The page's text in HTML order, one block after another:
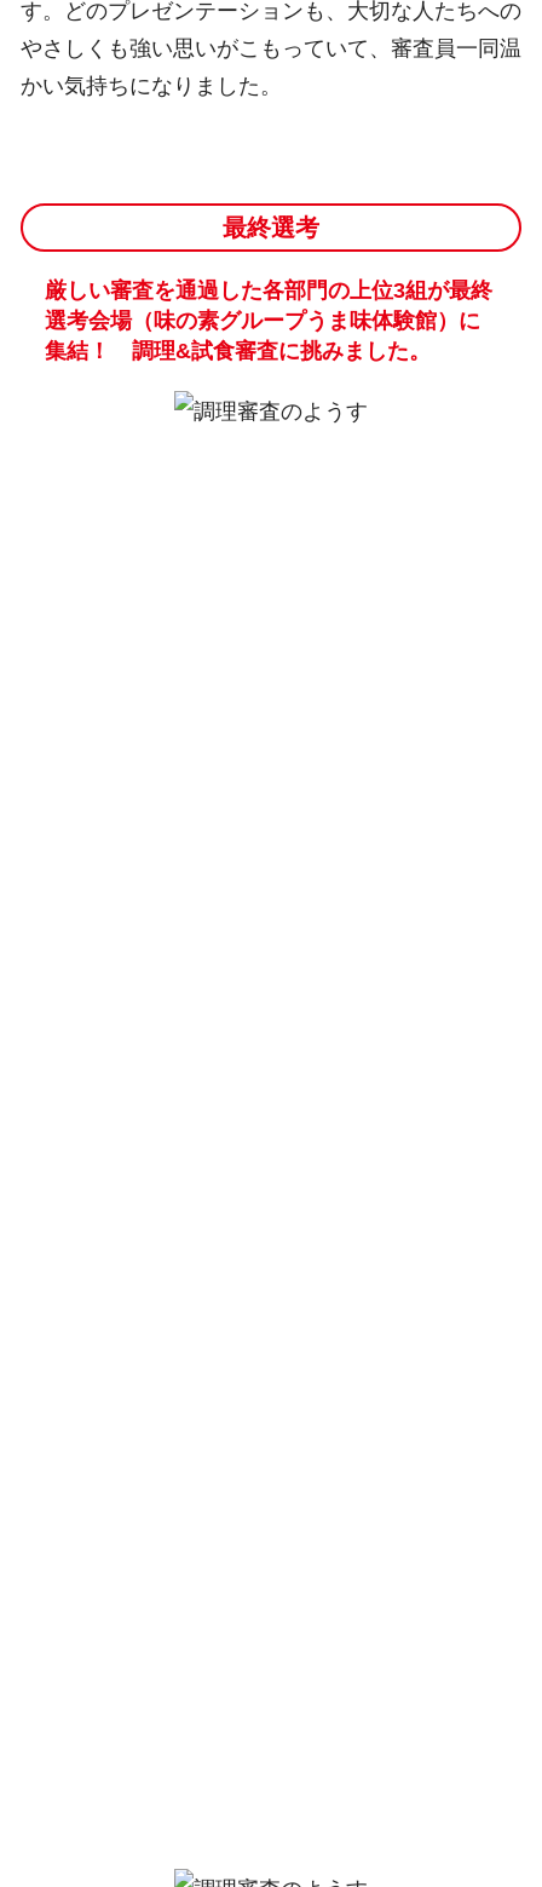
す。どのプレゼンテーションも、大切な人たちへの
やさしくも強い思いがこもっていて、審査員一同温
かい気持ちになりました。
最終選考
厳しい審査を通過した各部門の上位3組が最終
選考会場（味の素グループうま味体験館）に
集結！ 調理&試食審査に挑みました。